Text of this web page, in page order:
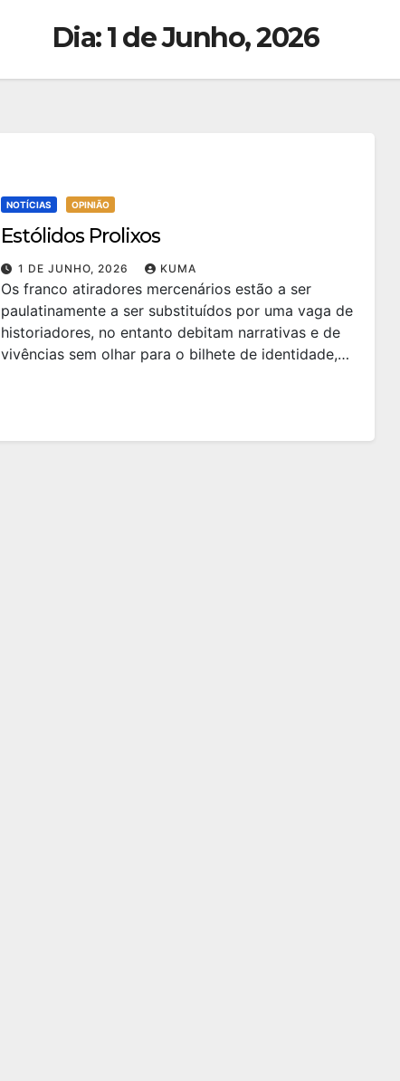
Dia:1 de Junho, 2026
NOTÍCIAS OPINIÃO
Estólidos Prolixos
1 DE JUNHO, 2026 KUMA
Os franco atiradores mercenários estão a ser
paulatinamente a ser substituídos por uma vaga de
historiadores, no entanto debitam narrativas e de
vivências sem olhar para o bilhete de identidade,…